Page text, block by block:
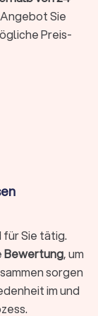
und andere
Ein
praktisch,
Sie
Preis-
Sie tätig.
Bewertung, um
sorgen
im und